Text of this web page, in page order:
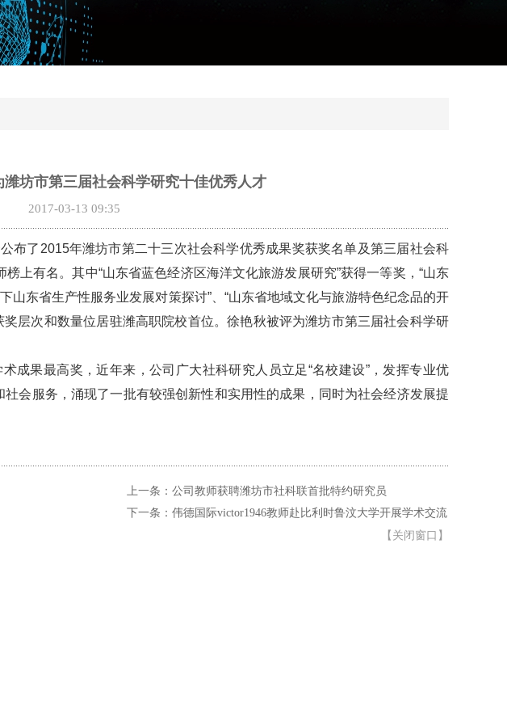
坊市第三届社会科学研究十佳优秀人才
2017-03-13 09:35
布了2015年潍坊市第二十三次社会科学优秀成果奖获奖名单及第三届社会科
上有名。其中“山东省蓝色经济区海洋文化旅游发展研究”获得一等奖，“山东
山东省生产性服务业发展对策探讨”、“山东省地域文化与旅游特色纪念品的开
层次和数量位居驻潍高职院校首位。徐艳秋被评为潍坊市第三届社会科学研
成果最高奖，近年来，公司广大社科研究人员立足“名校建设”，发挥专业优
会服务，涌现了一批有较强创新性和实用性的成果，同时为社会经济发展提
上一条：公司教师获聘潍坊市社科联首批特约研究员
下一条：伟德国际victor1946教师赴比利时鲁汶大学开展学术交流
【 关闭窗口 】